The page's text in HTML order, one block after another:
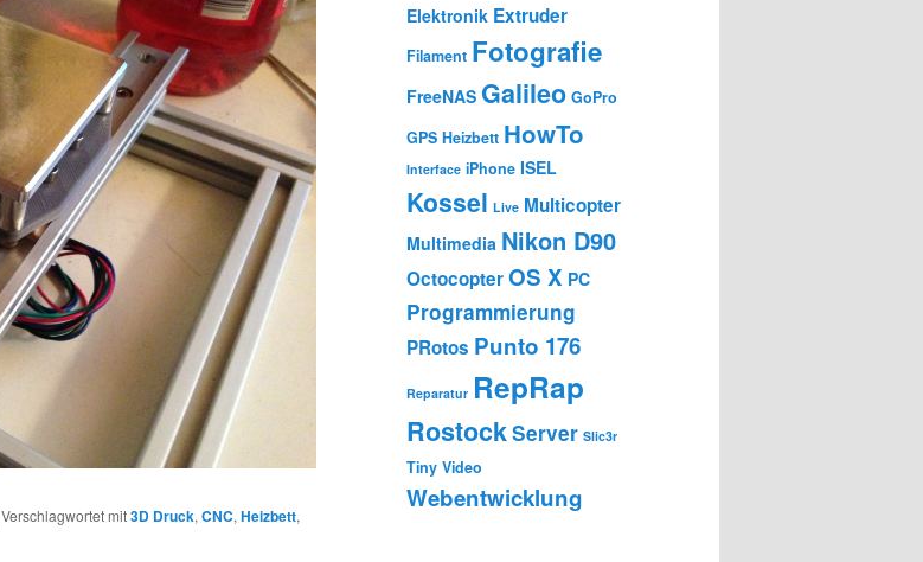
Verschlagwortet mit3D Druck, CNC, Heizbett,
Elektronik Extruder
Filament Fotografie
FreeNAS Galileo GoPro
GPS Heizbett HowTo
Interface iPhone ISEL
Kossel Live Multicopter
Multimedia Nikon D90
OctocopterOS X PC
Programmierung
PRotos Punto 176
Reparatur RepRap
RostockServer Slic3r
Tiny Video
Webentwicklung